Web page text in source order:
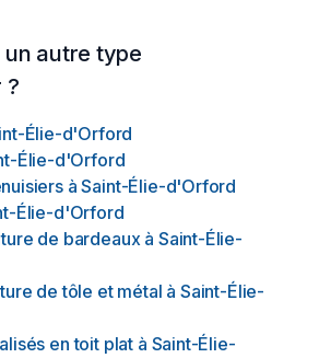
autre type
?
Élie-d'Orford
Élie-d'Orford
à Saint-Élie-d'Orford
Élie-d'Orford
de bardeaux à Saint-Élie-
de tôle et métal à Saint-Élie-
en toit plat à Saint-Élie-